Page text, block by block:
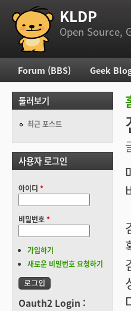
부 메뉴 KLDP
Open Source,
주 메뉴
Forum (BBS) Geek
둘러보기
최근 포스트
사용자 로그인
아이디 *
비밀번호*
가입하기
새로운 비밀번호 요청하기
Oauth2 Login :